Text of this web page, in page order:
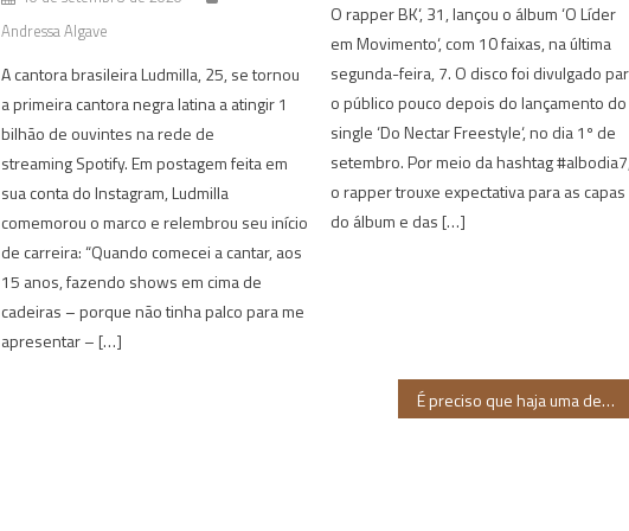
Andressa Algave
A cantora brasileira Ludmilla, 25, se tornou
a primeira cantora negra latina a atingir 1
bilhão de ouvintes na rede de
streaming Spotify. Em postagem feita em
sua conta do Instagram, Ludmilla
comemorou o marco e relembrou seu início
de carreira: “Quando comecei a cantar, aos
15 anos, fazendo shows em cima de
cadeiras – porque não tinha palco para me
apresentar – […]
O rapper BK‘, 31, lançou o álbum ‘O Líder
em Movimento‘, com 10 faixas, na última
segunda-feira, 7. O disco foi divulgado
o público pouco depois do lançamento do
single ‘Do Nectar Freestyle‘, no dia 1º de
setembro. Por meio da hashtag
o rapper trouxe expectativa para as capas
do álbum e das […]
É preciso que haja uma descolonização da mídia brasileira